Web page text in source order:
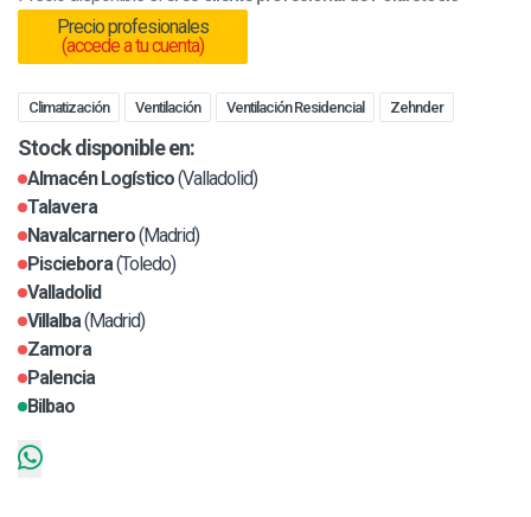
Precio profesionales
(accede a tu cuenta)
Climatización Ventilación Ventilación Residencial Zehnder
Stock disponible en:
Almacén Logístico(Valladolid)
Talavera
Navalcarnero(Madrid)
Pisciebora(Toledo)
Valladolid
Villalba(Madrid)
Zamora
Palencia
Bilbao